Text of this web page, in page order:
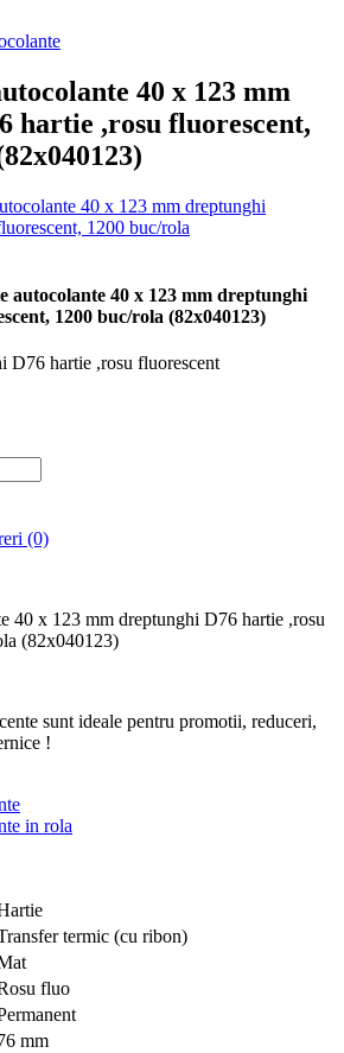
40 x 123 mm
hartie ,rosu fluorescent,
autocolante 40 x 123 mm dreptunghi
1200 buc/rola (82x040123)
D76 hartie ,rosu fluorescent
(0)
40 x 123 mm dreptunghi D76 hartie ,rosu
(82x040123)
sunt ideale pentru promotii, reduceri,
!
in rola
termic (cu ribon)
fluo
mm